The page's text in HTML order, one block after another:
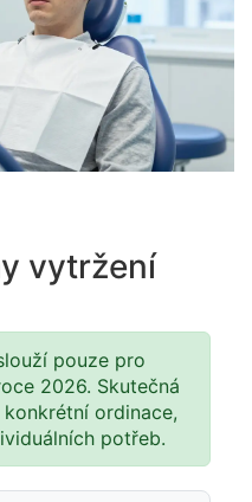
vytržení
pouze pro
2026. Skutečná
ordinace,
potřeb.